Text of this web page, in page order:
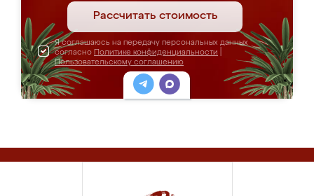
Рассчитать стоимость
Я соглашаюсь на передачу персональных данных
согласно Политике конфиденциальности
Пользовательскому соглашению